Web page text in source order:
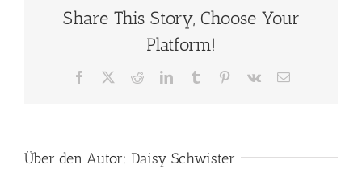
Share This Story, Choose Your
Platform!
Facebook RedditLinkedInTumblr Pinterest
Vk
E-
Über den Autor: Daisy Schwister